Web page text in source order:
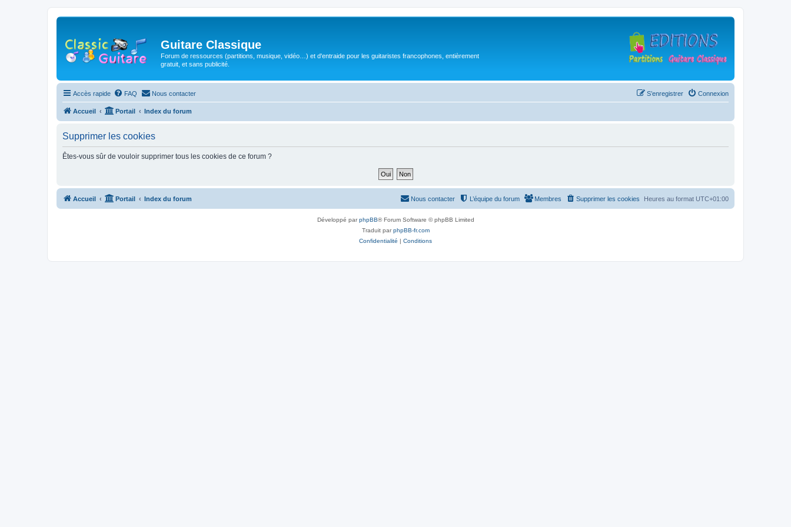
Guitare Classique
Forum de ressources (partitions, musique, vidéo…) et d'entraide pour les guitaristes francophones, entièrement
gratuit, et sans publicité.
Accès rapide FAQ Nous contacter Connexion
S’enregistrer
Accueil Portail Index du forum
Supprimer les cookies
Êtes-vous sûr de vouloir supprimer tous les cookies de ce forum ?
Accueil Portail Index du forum Heures au format UTC+01:00
Supprimer les cookies
Membres
L’équipe du forum
Nous contacter
Développé parphpBB® Forum Software © phpBB Limited
Traduit parphpBB-fr.com
Confidentialité | Conditions